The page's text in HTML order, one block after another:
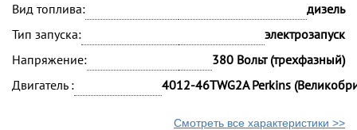
Вид топлива:
дизель
Тип запуска:
электрозапуск
Напряжение:
380 Вольт (трехфазный)
Двигатель :
4012-46TWG2A Perkins
Смотреть все характеристики >>